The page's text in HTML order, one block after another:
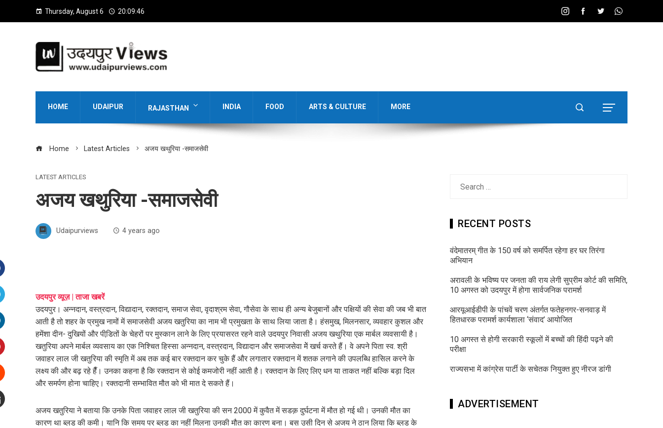
Thursday, August 6 20:09:48
HOME UDAIPUR RAJASTHAN INDIA FOOD ARTS & CULTURE MORE
Home Latest Articles अजय खथुरिया -समाजसेवी
LATEST ARTICLES
अजय खथुरिया -समाजसेवी
Udaipurviews 4 years ago
उदयपुर व्यूज़ | ताजा खबरें
उदयपुर। अन्नदान, वस्त्रदान, विद्यादान, रक्तदान, समाज सेवा, वृदाश्रम सेवा, गौसेवा के साथ ही अन्य बेजुबानों और पक्षियों की सेवा की जब भी बात
आती है तो शहर के प्रमुख नामों में समाजसेवी अजय खतुरिया का नाम भी प्रमुखता के साथ लिया जाता है। हंसमुख, मिलनसार, व्यवहार कुशल और
हमेंशा दीन- दुखियों और पीडि़तों के चेहरों पर मुस्कान लाने के लिए प्रयासरत रहने वाले उदयपुर निवासी अजय खथुरिया एक मार्बल व्यवसायी है।
खतुरिया अपने मार्बल व्यवसाय का एक निश्चित हिस्सा अन्नदान, वस्त्रदान, विद्यादान और समाजसेवा मेें खर्च करते हैं। वे अपने पिता स्व. श्री
जवाहर लाल जी खतुरिया की स्मृति में अब तक कई बार रक्तदान कर चुके हैं और लगातार रक्तदान में शतक लगाने की उपलब्धि हासिल करने के
लक्ष्य की और बढ़ रहे हैँ। उनका कहना है कि रक्तदान से कोई कमजोरी नहीं आती है। रक्तदान के लिए लिए धन या ताकत नहीं बल्कि बड़ा दिल
और समर्पण होना चाहिए। रक्तदानी सम्भावित मौत को भी मात दे सकते हैं।
अजय खतुरिया ने बताया कि उनके पिता जवाहर लाल जी खतुरिया की सन 2000 में कुवैत में सडक़ दुर्घटना में मौत हो गई थी। उनकी मौत का
कारण था ब्लड की कमी। यानि कि समय पर ब्लड का नहीं मिलना उनकी मौत का कारण बना। बस उसी दिन से अजय ने ठान लिया कि ब्लड के
RECENT POSTS
वंदेमातरम् गीत के 150 वर्ष को समर्पित रहेगा हर घर तिरंगा
अभियान
अरावली के भविष्य पर जनता की राय लेगी सुप्रीम कोर्ट की समिति,
10 अगस्त को उदयपुर में होगा सार्वजनिक परामर्श
आरयूआईडीपी के पांचवें चरण अंतर्गत फतेहनगर-सनवाड़ में
हितधारक परामर्श कार्यशाला ‘संवाद’ आयोजित
10 अगस्त से होगी सरकारी स्कूलों में बच्चों की हिंदी पढ़ने की
परीक्षा
राज्यसभा में कांग्रेस पार्टी के सचेतक नियुक्त हुए नीरज डांगी
ADVERTISEMENT